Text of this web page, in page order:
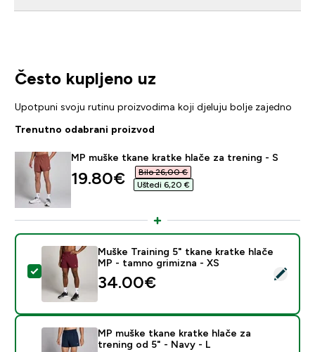
Često kupljeno uz
Upotpuni svoju rutinu proizvodima koji djeluju bolje zajedno
Trenutno odabrani proizvod
MP muške tkane kratke hlače za trening - S
discounted price
19.80€‎
Bilo 26,00 €‎
Uštedi 6,20 €‎
Odaberi ovaj proizvod - Muške Training 5" tkane
Muške Training 5" tkane kratke hlače
MP - tamno grimizna - XS
34.00€‎
MP muške tkane kratke hlače za
trening od 5" - Navy - L